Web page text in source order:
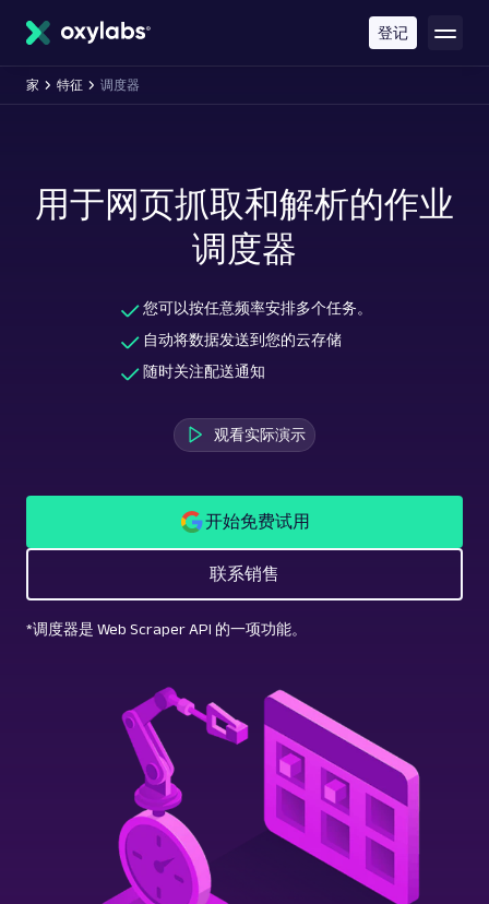
容
登记
家 特征 调度器
用于网页抓取和解析的作业
调度器
您可以按任意频率安排多个任务。
自动将数据发送到您的云存储
随时关注配送通知
观看实际演示
开始免费试用
联系销售
*调度器是 Web Scraper API 的一项功能。